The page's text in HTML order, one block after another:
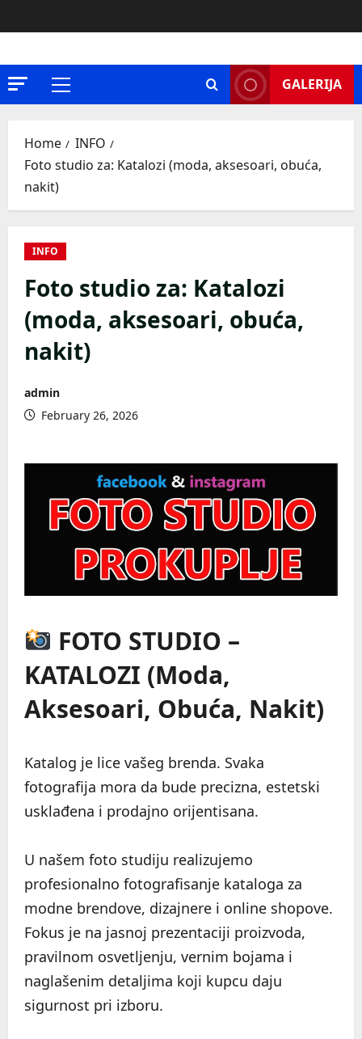
to
Primary
GALERIJA
Home
INFO
Foto studio za: Katalozi (moda, aksesoari, obuća,
nakit)
INFO
Foto studio za: Katalozi
(moda, aksesoari, obuća,
nakit)
admin
February 26, 2026
FOTO STUDIO –
KATALOZI (Moda,
Aksesoari, Obuća, Nakit)
Katalog je lice vašeg brenda. Svaka
fotografija mora da bude precizna, estetski
usklađena i prodajno orijentisana.
U našem foto studiju realizujemo
profesionalno fotografisanje kataloga za
modne brendove, dizajnere i online shopove.
Fokus je na jasnoj prezentaciji proizvoda,
pravilnom osvetljenju, vernim bojama i
naglašenim detaljima koji kupcu daju
sigurnost pri izboru.